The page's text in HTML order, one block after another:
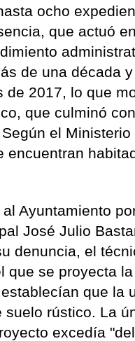
ocho
que actuó
de una década
2017, lo que
que culminó
el
encuentran
Ayuntamiento
José Julio
denuncia, el
que se proyecta
que la
rústico. La
excedía